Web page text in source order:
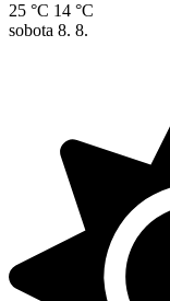
25 °C 14 °C
sobota 8. 8.